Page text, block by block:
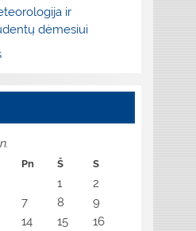
ir
dėmesiui
Pn Š S
1
2
7 8
9
14 15
16